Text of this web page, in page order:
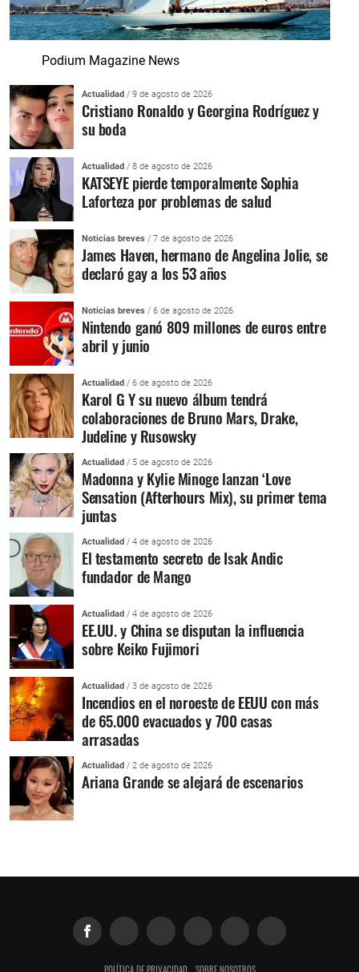
Podium Magazine News
Actualidad / 9 de agosto de 2026
Cristiano Ronaldo y Georgina Rodríguez y
su boda
Actualidad / 8 de agosto de 2026
KATSEYE pierde temporalmente Sophia
Laforteza por problemas de salud
Noticias breves / 7 de agosto de 2026
James Haven, hermano de Angelina Jolie, se
declaró gay a los 53 años
Noticias breves / 6 de agosto de 2026
Nintendo ganó 809 millones de euros entre
abril y junio
Actualidad / 6 de agosto de 2026
Karol G Y su nuevo álbum tendrá
colaboraciones de Bruno Mars, Drake,
Judeline y Rusowsky
Actualidad / 5 de agosto de 2026
Madonna y Kylie Minoge lanzan ‘Love
Sensation (Afterhours Mix), su primer tema
juntas
Actualidad / 4 de agosto de 2026
El testamento secreto de Isak Andic
fundador de Mango
Actualidad / 4 de agosto de 2026
EE.UU. y China se disputan la influencia
sobre Keiko Fujimori
Actualidad / 3 de agosto de 2026
Incendios en el noroeste de EEUU con más
de 65.000 evacuados y 700 casas
arrasadas
Actualidad / 2 de agosto de 2026
Ariana Grande se alejará de escenarios